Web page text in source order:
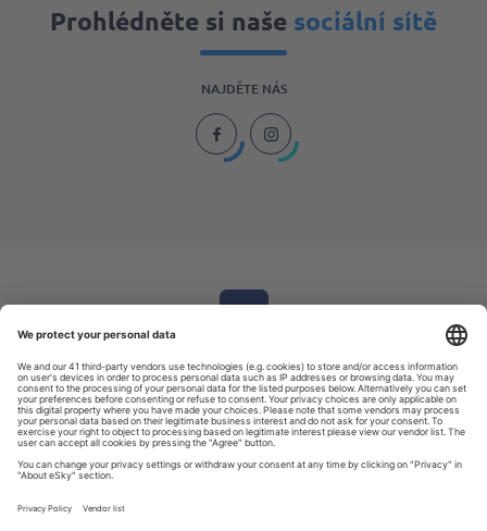
Prohlédněte si naše sociální sítě
NAJDĚTE NÁS
Stáhněte sinaši aplikaci
a pohodlně si naplánujte svoji cestu.
4.6